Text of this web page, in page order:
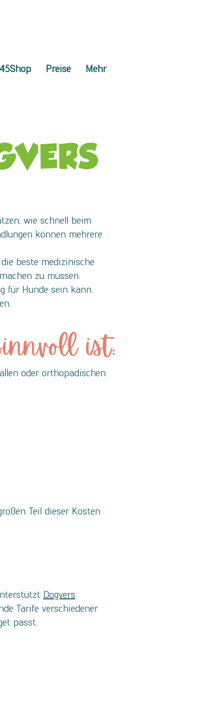
Preise Mehr
wie schnell beim
können mehrere
beste medizinische
zu müssen.
für Hunde sein kann.
ist:
oder orthopädischen
Teil dieser Kosten
Dogvers.
Tarife verschiedener
passt.